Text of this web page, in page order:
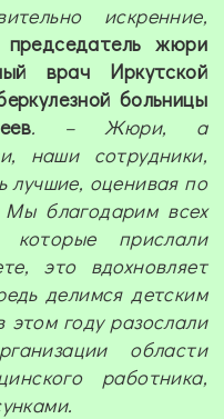
искренние,
жюри
врач Иркутской
больницы
. – Жюри, а
наши сотрудники,
лучшие, оценивая по
благодарим всех
которые прислали
это вдохновляет
делимся детским
этом году разослали
области
работника,